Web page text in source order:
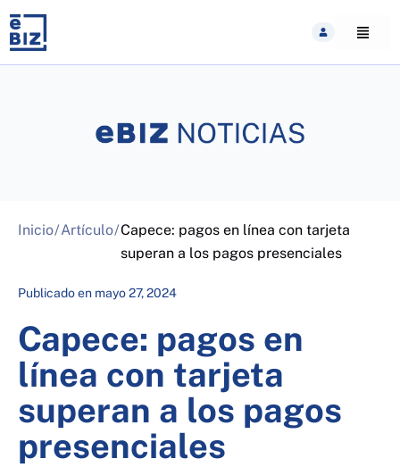
content
Inicio/Artículo/Capece: pagos en línea con tarjeta
superan a los pagos presenciales
Publicado en mayo 27, 2024
Capece: pagos en
línea con tarjeta
superan a los pagos
presenciales